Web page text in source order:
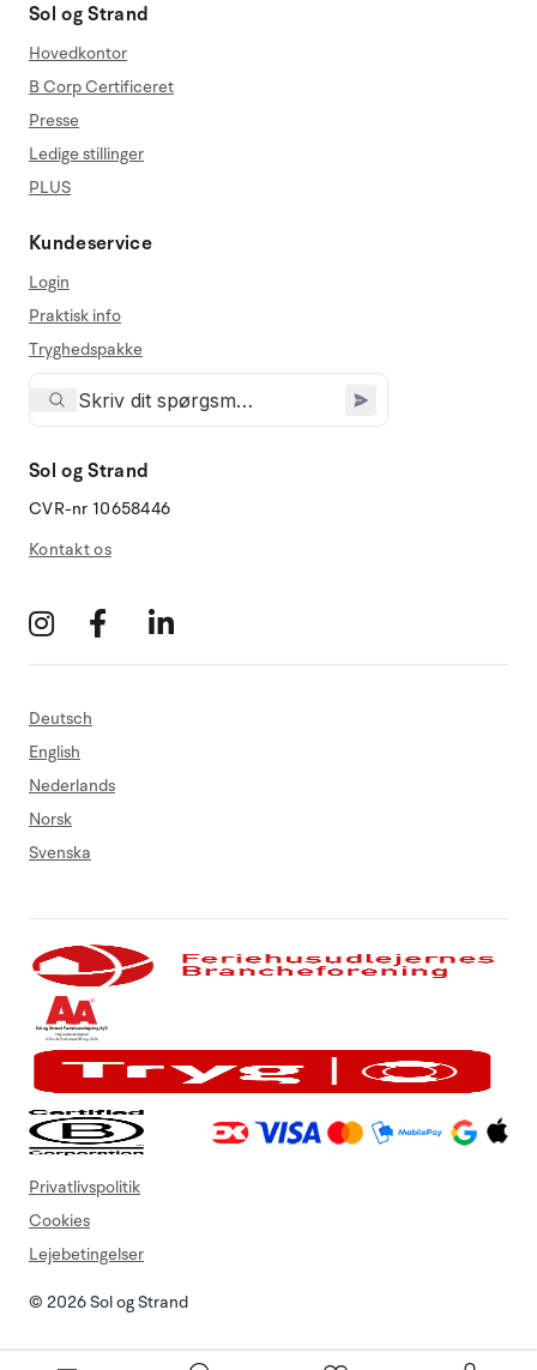
Sol og Strand
Hovedkontor
B Corp Certificeret
Presse
Ledige stillinger
PLUS
Kundeservice
Login
Praktisk info
Tryghedspakke
Sol og Strand
CVR-nr 10658446
Kontakt os
Deutsch
English
Nederlands
Norsk
Svenska
© 2026 Sol og Strand
Privatlivspolitik
Cookies
Lejebetingelser